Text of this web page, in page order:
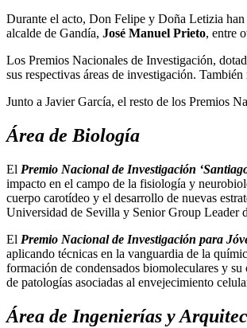
Durante el acto, Don Felipe y Doña Letizia han
alcalde de Gandía, José Manuel Prieto, entre
Los Premios Nacionales de Investigación,
sus respectivas áreas de investigación.
Junto a Javier García, el resto de los Premios
Área de Biología
El Premio Nacional de Investigación
impacto en el campo de la fisiología y
cuerpo carotídeo y el desarrollo de nuevas
Universidad de Sevilla y Senior Group
El Premio Nacional de Investigación para
aplicando técnicas en la vanguardia de la
formación de condensados biomoleculares y
de patologías asociadas al envejecimiento
Área de Ingenierías y